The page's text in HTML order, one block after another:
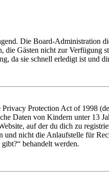
Die Board-Administration
Gästen nicht zur Verfügung
da sie schnell erledigt ist und
Protection Act of 1998
Daten von Kindern unter 13
auf der du dich zu
und nicht die Anlaufstelle für
behandelt werden.